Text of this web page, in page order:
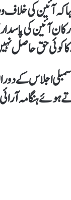
کہ آئین کی
آئین کی
کا کوئی حق حاصل
جون کو اسمبلی اجلاس
ہنگامہ آرائی